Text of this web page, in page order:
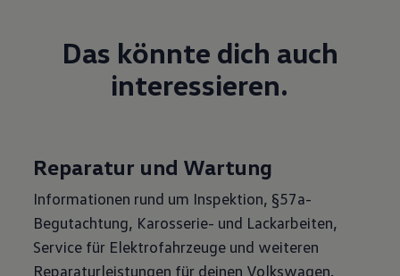
Das könnte dich auch
interessieren.
Reparatur und Wartung
Informationen rund um Inspektion, §57a-
Begutachtung, Karosserie- und Lackarbeiten,
Service für Elektrofahrzeuge und weiteren
Reparaturleistungen für deinen Volkswagen.